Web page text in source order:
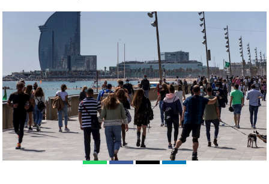
Las restricciones para frenar el avance del coronavirus en
Cataluña entran en vigor este jueves |
Antena 3 Noticias
Publicado:15 de julio de 2021, 15:04
WhatsappFacebook
X Linkedin